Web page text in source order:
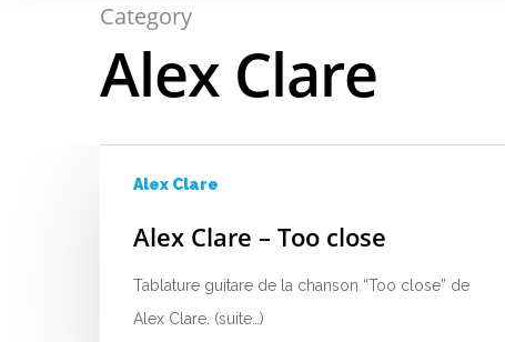
Category
Alex Clare
Alex Clare
Alex Clare – Too close
Tablature guitare de la chanson “Too close” de
Alex Clare. (suite…)